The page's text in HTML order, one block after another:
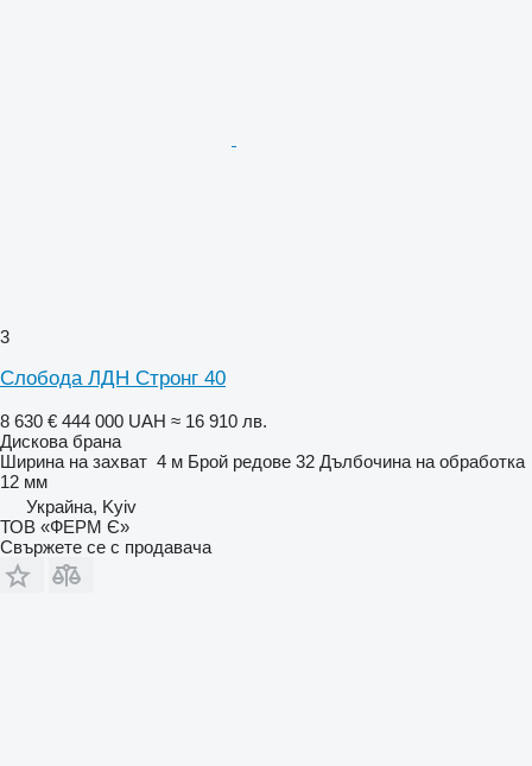
3
Слобода ЛДН Стронг 40
8 630 € 444 000 UAH ≈ 16 910 лв.
Дискова брана
Ширина на захват 4 м Брой редове 32 Дълбочина на обработка
12 мм
Украйна, Kyiv
ТОВ «ФЕРМ Є»
Свържете се с продавача